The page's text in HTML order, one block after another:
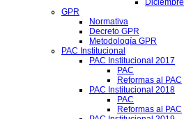
Diciembre
GPR
Normativa
Decreto GPR
Metodología GPR
PAC Institucional
PAC Institucional 2017
PAC
Reformas al PAC
PAC Institucional 2018
PAC
Reformas al PAC